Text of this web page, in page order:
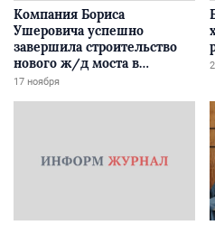
Компания Бориса
Ушеровича успешно
завершила строительство
нового ж/д моста в
Забайкалье
17 ноября